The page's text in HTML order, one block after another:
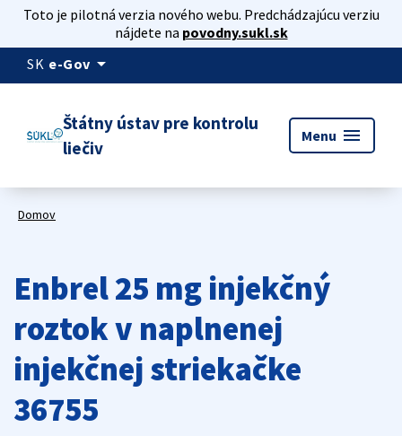
Toto je pilotná verzia nového webu. Predchádzajúcu verziu
nájdete na povodny.sukl.sk
SK e-Gov arrow_drop_down
Štátny ústav pre kontrolu
liečiv
Menu menu
Domov
Enbrel 25 mg injekčný
roztok v naplnenej
injekčnej striekačke
36755